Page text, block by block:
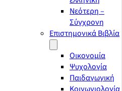
Νεότερη –
Σύγχρονη
Επιστημονικά Βιβλία
Οικονομία
Ψυχολογία
Παιδαγωγική